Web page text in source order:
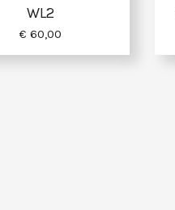
WL2
€ 60,00